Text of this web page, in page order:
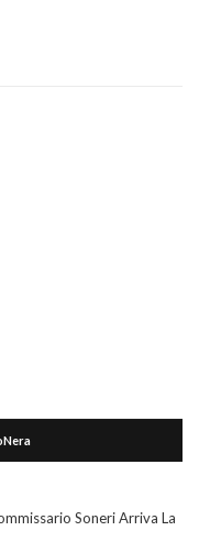
Soneri Arriva La